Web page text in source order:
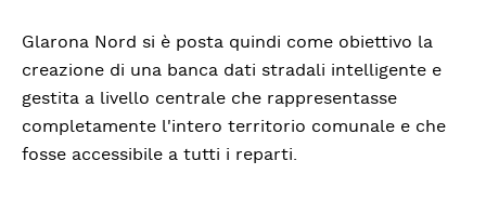
Glarona Nord si è posta quindi come obiettivo la
creazione di una banca dati stradali intelligente e
gestita a livello centrale che rappresentasse
completamente l'intero territorio comunale e che
fosse accessibile a tutti i reparti.